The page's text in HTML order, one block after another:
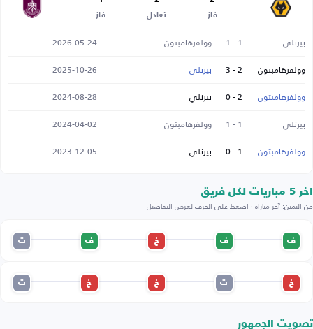
فاز
تعادل
فاز
بيرنلي 1 - 1 وولفرهامبتون
2026-05-24
وولفرهامبتون
2 - 3 بيرنلي
2025-10-26
وولفرهامبتون
2 - 0 بيرنلي
2024-08-28
بيرنلي
1 - 1 وولفرهامبتون
2024-04-02
وولفرهامبتون
1 - 0 بيرنلي 2023-12-05
اخر 5 مباريات لكل فريق
من اليمين: آخر مباراة · اضغط على الحرف لعرض التفاصيل
ف ف خ ف ت
خ ت خ خ ت
تصويت الجمهور